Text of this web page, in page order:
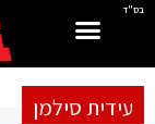
בס"ד
עידית סילמן